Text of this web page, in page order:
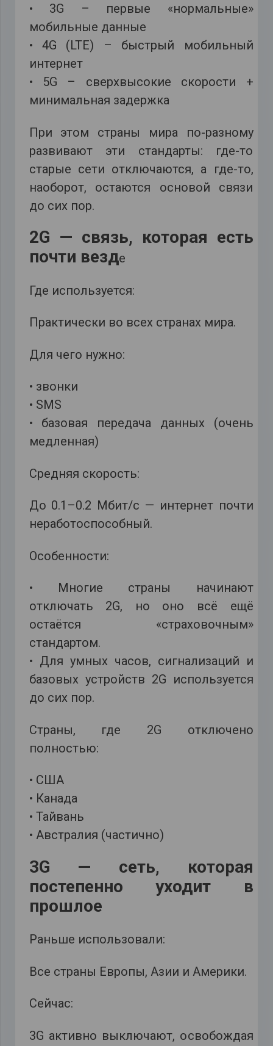
• 3G – первые «нормальные»
мобильные данные
• 4G (LTE) – быстрый мобильный
интернет
• 5G – сверхвысокие скорости +
минимальная задержка
При этом страны мира по-разному
развивают эти стандарты: где-то
старые сети отключаются, а где-то,
наоборот, остаются основой связи
до сих пор.
2G — связь, которая есть
почти везде
Где используется:
Практически во всех странах мира.
Для чего нужно:
• звонки
• SMS
• базовая передача данных (очень
медленная)
Средняя скорость:
До 0.1–0.2 Мбит/с — интернет почти
неработоспособный.
Особенности:
• Многие страны начинают
отключать 2G, но оно всё ещё
остаётся «страховочным»
стандартом.
• Для умных часов, сигнализаций и
базовых устройств 2G используется
до сих пор.
Страны, где 2G отключено
полностью:
• США
• Канада
• Тайвань
• Австралия (частично)
3G — сеть, которая
постепенно уходит в
прошлое
Раньше использовали:
Все страны Европы, Азии и Америки.
Сейчас:
3G активно выключают, освобождая